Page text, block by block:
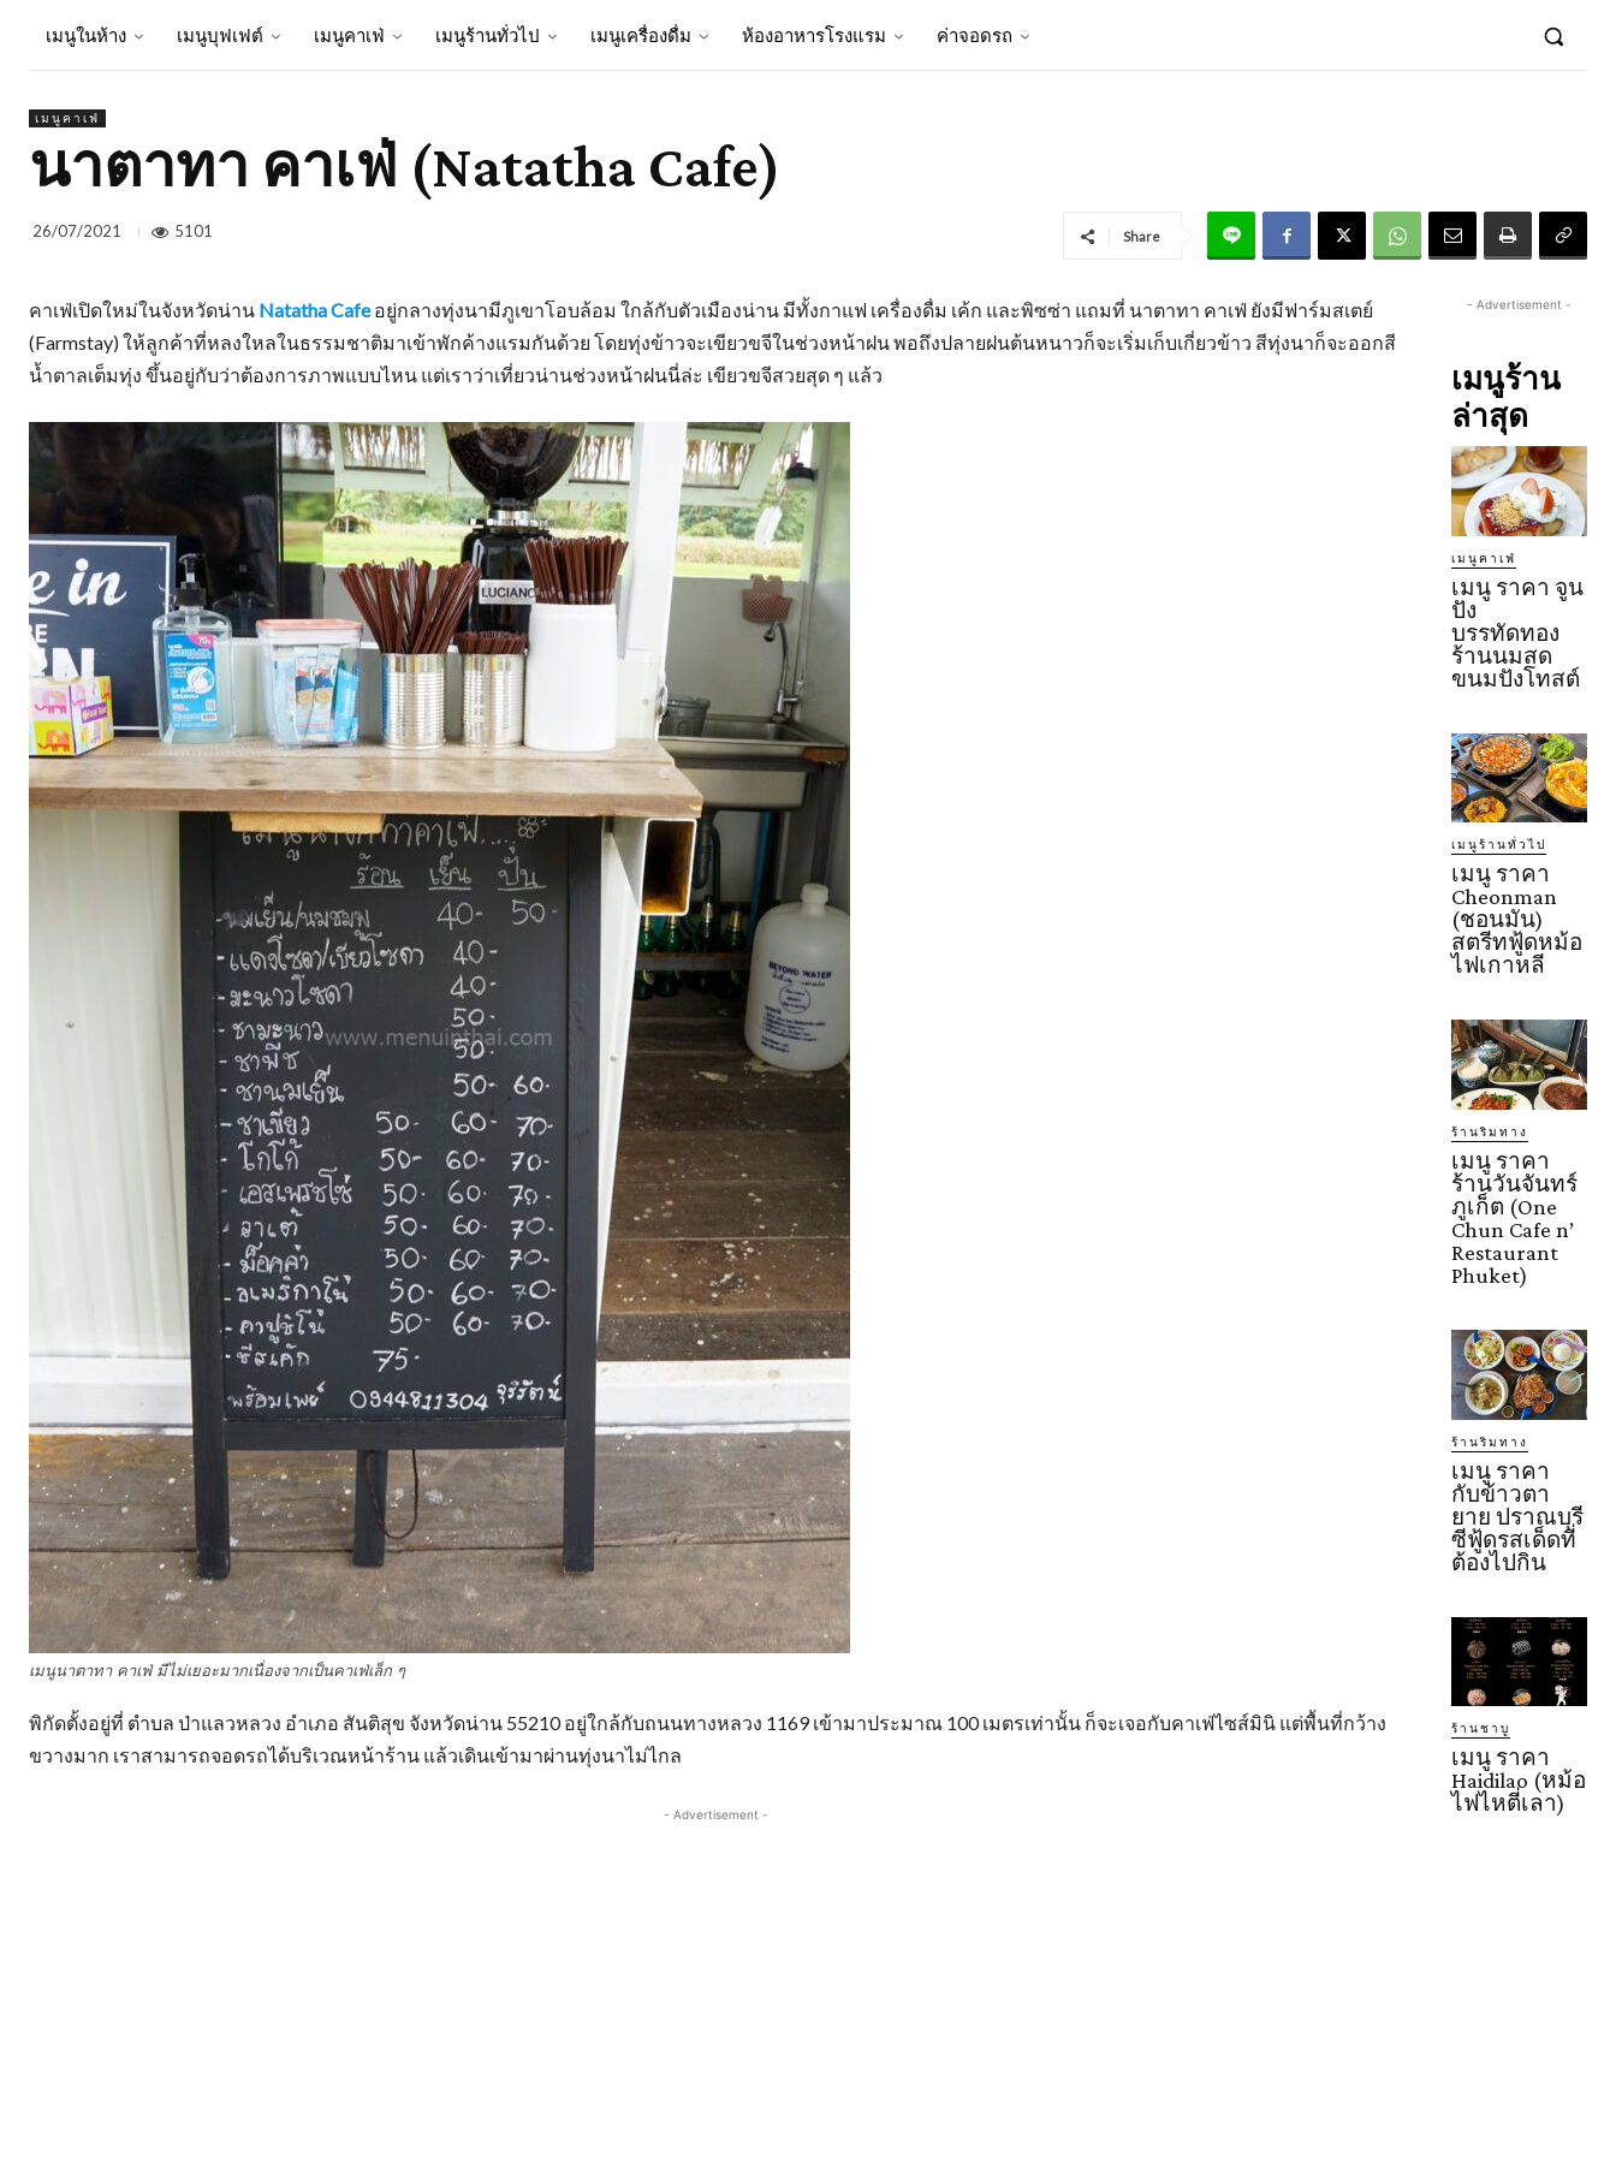
เมนูในห้าง เมนูบุฟเฟต์ เมนูคาเฟ่ เมนูร้านทั่วไป เมนูเครื่องดื่ม ห้องอาหารโรงแรม ค่าจอดรถ
เมนูคาเฟ่
นาตาทา คาเฟ่ (Natatha Cafe)
26/07/2021 5101 Share
คาเฟ่เปิดใหม่ในจังหวัดน่าน Natatha Cafeอยู่กลางทุ่งนามีภูเขาโอบล้อม ใกล้กับตัวเมืองน่าน มีทั้งกาแฟ เครื่องดื่ม เค้ก และพิซซ่า แถมที่ นาตาทา คาเฟ่ ยังมีฟาร์มสเตย์
(Farmstay) ให้ลูกค้าที่หลงใหลในธรรมชาติมาเข้าพักค้างแรมกันด้วย โดยทุ่งข้าวจะเขียวขจีในช่วงหน้าฝน พอถึงปลายฝนต้นหนาวก็จะเริ่มเก็บเกี่ยวข้าว สีทุ่งนาก็จะออกสี
น้ำตาลเต็มทุ่ง ขึ้นอยู่กับว่าต้องการภาพแบบไหน แต่เราว่าเที่ยวน่านช่วงหน้าฝนนี่ล่ะ เขียวขจีสวยสุด ๆ แล้ว
เมนูนาตาทา คาเฟ่ มีไม่เยอะมากเนื่องจากเป็นคาเฟ่เล็ก ๆ
พิกัดตั้งอยู่ที่ ตำบล ป่าแลวหลวง อำเภอ สันติสุข จังหวัดน่าน 55210 อยู่ใกล้กับถนนทางหลวง 1169 เข้ามาประมาณ 100 เมตรเท่านั้น ก็จะเจอกับคาเฟ่ไซส์มินิ แต่พื้นที่กว้าง
ขวางมาก เราสามารถจอดรถได้บริเวณหน้าร้าน แล้วเดินเข้ามาผ่านทุ่งนาไม่ไกล
- Advertisement -
- Advertisement -
เมนูร้าน
ล่าสุด
เมนูคาเฟ่
เมนู ราคา จูน
ปัง
บรรทัดทอง
ร้านนมสด
ขนมปังโทสต์
เมนูร้านทั่วไป
เมนู ราคา
Cheonman
(ชอนมัน)
สตรีทฟู้ดหม้อ
ไฟเกาหลี
ร้านริมทาง
เมนู ราคา
ร้านวันจันทร์
ภูเก็ต (One
Chun Cafe n’
Restaurant
Phuket)
ร้านริมทาง
เมนู ราคา
กับข้าวตา
ยาย ปราณบุรี
ซีฟู้ดรสเด็ดที่
ต้องไปกิน
ร้านชาบู
เมนู ราคา
Haidilao (หม้อ
ไฟไหตี่เลา)